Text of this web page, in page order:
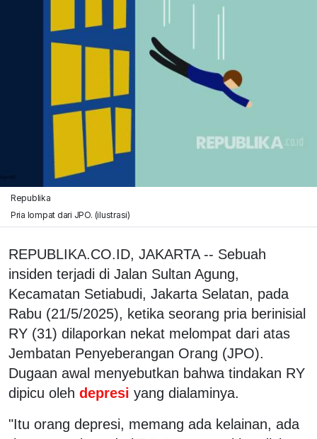
Republika
Pria lompat dari JPO. (ilustrasi)
REPUBLIKA.CO.ID, JAKARTA -- Sebuah
insiden terjadi di Jalan Sultan Agung,
Kecamatan Setiabudi, Jakarta Selatan, pada
Rabu (21/5/2025), ketika seorang pria berinisial
RY (31) dilaporkan nekat melompat dari atas
Jembatan Penyeberangan Orang (JPO).
Dugaan awal menyebutkan bahwa tindakan RY
dipicu oleh depresi yang dialaminya.
"Itu orang depresi, memang ada kelainan, ada